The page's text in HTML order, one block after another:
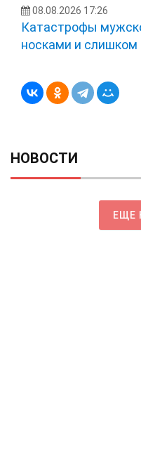
08.08.2026 17:26
Катастрофы
носками и слишком
НОВОСТИ
ЕЩЕ